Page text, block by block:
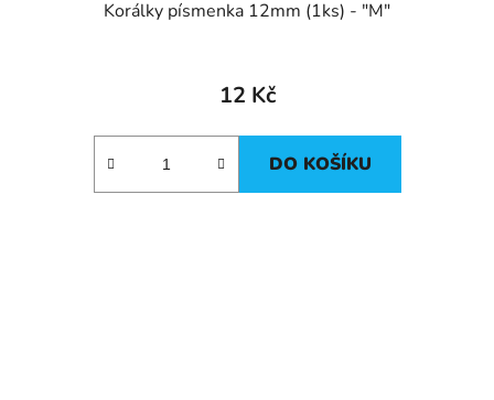
Korálky písmenka 12mm (1ks) - "M"
12 Kč
DO KOŠÍKU